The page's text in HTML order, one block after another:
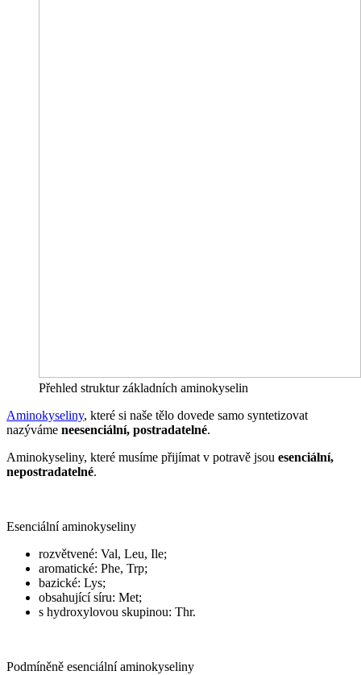
Přehled struktur základních aminokyselin
Aminokyseliny, které si naše tělo dovede samo syntetizovat
nazýváme neesenciální, postradatelné.
Aminokyseliny, které musíme přijímat v potravě jsou esenciální,
nepostradatelné.
Esenciální aminokyseliny
rozvětvené: Val, Leu, Ile;
aromatické: Phe, Trp;
bazické: Lys;
obsahující síru: Met;
s hydroxylovou skupinou: Thr.
Podmíněně esenciální aminokyseliny